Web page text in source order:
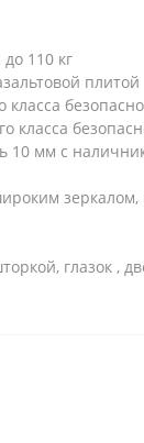
110 кг
плитой
10 мм с
глазок ,